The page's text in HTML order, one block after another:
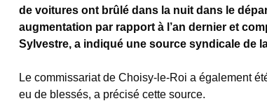
de voitures ont brûlé dans la nuit dans le
augmentation par rapport à l’an dernier et
Sylvestre, a indiqué une source syndicale de
Le commissariat de Choisy-le-Roi a également
eu de blessés, a précisé cette source.